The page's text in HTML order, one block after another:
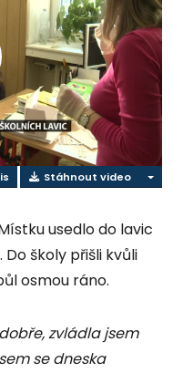
Stáhnout video
usedlo do lavic
školy přišli kvůli
osmou ráno.
zvládla jsem
se dneska